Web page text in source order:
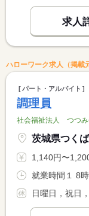
求人
ハローワーク求人（掲載
パート・アルバイト
調理員
社会福祉法人 つつ
茨城県つく
1,140円〜1,200円 ※フルタイ
日曜日，祝日